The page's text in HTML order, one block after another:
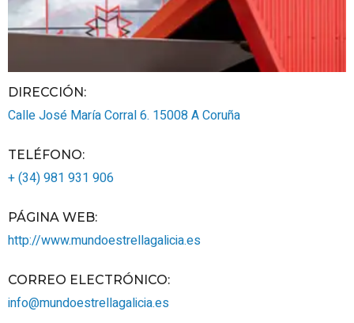
DIRECCIÓN:
Calle José María Corral 6. 15008A Coruña
TELÉFONO:
+ (34) 981 931 906
PÁGINA WEB:
http://www.mundoestrellagalicia.es
CORREO ELECTRÓNICO:
info@mundoestrellagalicia.es